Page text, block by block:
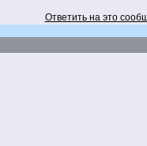
Ответить на это